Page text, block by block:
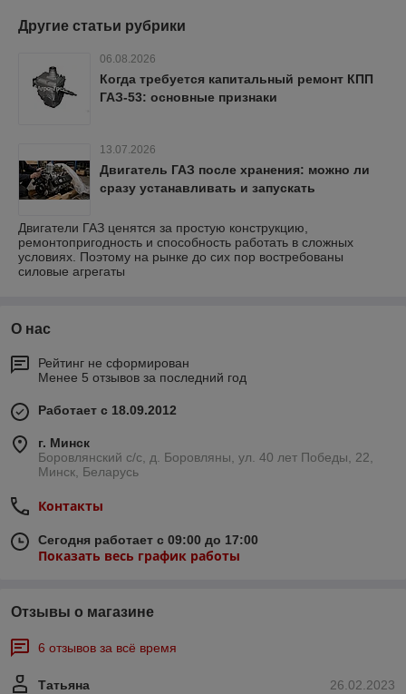
Другие статьи рубрики
06.08.2026
Когда требуется капитальный ремонт КПП
ГАЗ-53: основные признаки
13.07.2026
Двигатель ГАЗ после хранения: можно ли
сразу устанавливать и запускать
Двигатели ГАЗ ценятся за простую конструкцию,
ремонтопригодность и способность работать в сложных
условиях. Поэтому на рынке до сих пор востребованы
силовые агрегаты
О нас
Рейтинг не сформирован
Менее 5 отзывов за последний год
Работает с 18.09.2012
г. Минск
Боровлянский с/с, д. Боровляны, ул. 40 лет Победы, 22,
Минск, Беларусь
Контакты
Сегодня работает с 09:00 до 17:00
Показать весь график работы
Отзывы о магазине
6 отзывов за всё время
26.02.2023
Татьяна